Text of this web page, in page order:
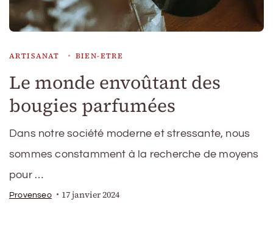
ARTISANAT BIEN-ETRE
Le monde envoûtant des
bougies parfumées
Dans notre société moderne et stressante, nous
sommes constamment à la recherche de moyens
pour …
Provenseo 17 janvier 2024